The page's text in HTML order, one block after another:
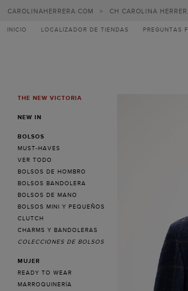
CAROLINAHERRERA.COM > CH CAROLINA
INICIO LOCALIZADOR DE TIENDAS PREGUNTAS
MENUTHE NEW VICTORIA
NEW IN
BOLSOS
MUST-HAVES
VER TODO
BOLSOS DE HOMBRO
BOLSOS BANDOLERA
BOLSOS DE MANO
BOLSOS MINI Y PEQUEÑOS
CLUTCH
CHARMS Y BANDOLERAS
COLECCIONES DE BOLSOS
MUJER
READY TO WEAR
MARROQUINERÍA